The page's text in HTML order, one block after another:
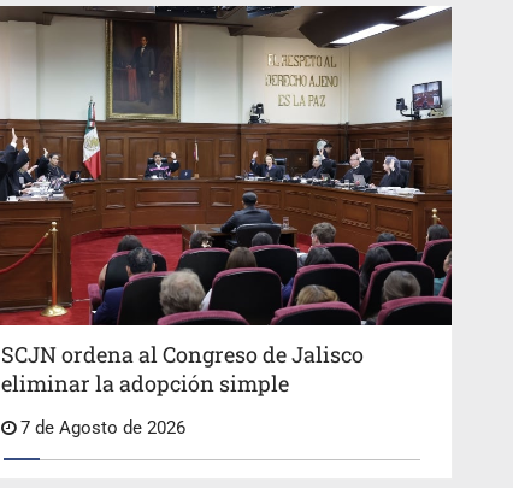
SCJN ordena al Congreso de Jalisco
eliminar la adopción simple
7 de Agosto de 2026